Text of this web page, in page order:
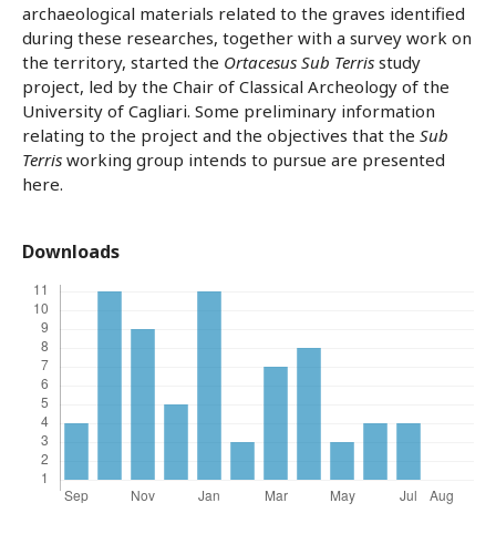
archaeological materials related to the graves identified
during these researches, together with a survey work on
the territory, started the Ortacesus Sub Terris study
project, led by the Chair of Classical Archeology of the
University of Cagliari. Some preliminary information
relating to the project and the objectives that the Sub
Terris working group intends to pursue are presented
here.
Downloads